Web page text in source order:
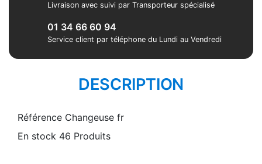
Livraison avec suivi par Transporteur spécialisé
01 34 66 60 94
Service client par téléphone du Lundi au Vendredi
DESCRIPTION
Référence Changeuse fr
En stock 46 Produits